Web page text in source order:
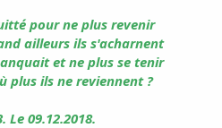
la nuit, ça dort le
jour,
et ça prend votre
pour ne plus revenir
ailleurs ils s'acharnent
et ne plus se tenir
plus ils ne reviennent ?
Le 09.12.2018.